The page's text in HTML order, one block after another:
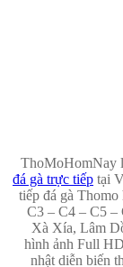
ThoMoHomNay
đá gà trực tiếp tại
tiếp đá gà
C3 – C4 – C5 –
Xà Xía, Lâm
hình ảnh Full
nhật diễn biến